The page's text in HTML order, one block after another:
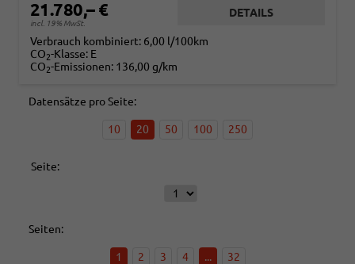
21.780,– €
incl. 19% MwSt.
DETAILS
Verbrauch kombiniert: 6,00 l/100km
CO2-Klasse: E
CO2-Emissionen: 136,00 g/km
Datensätze pro Seite:
10 20 50 100 250
Seite:
Seiten:
1 2 3 4 ... 32